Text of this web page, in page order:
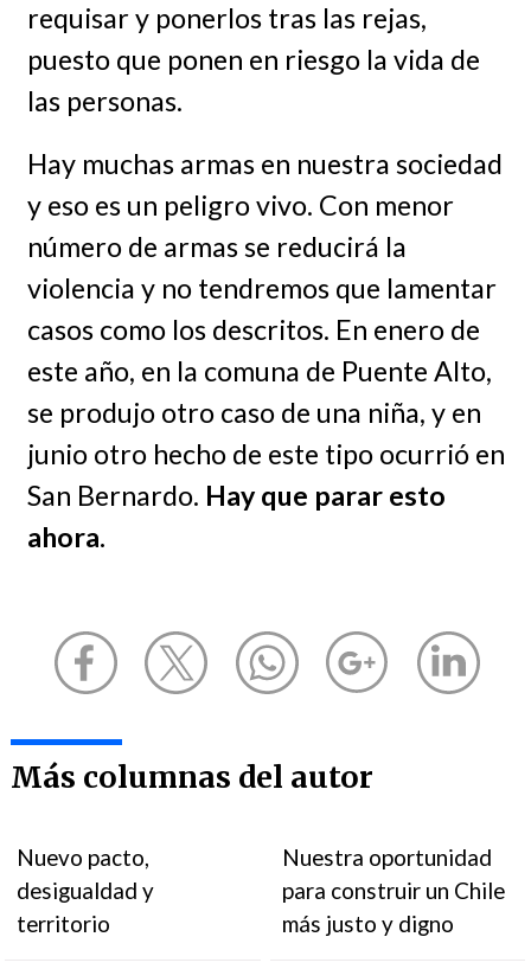
requisar y ponerlos tras las rejas,
puesto que ponen en riesgo la vida de
las personas.
Hay muchas armas en nuestra sociedad
y eso es un peligro vivo. Con menor
número de armas se reducirá la
violencia y no tendremos que lamentar
casos como los descritos. En enero de
este año, en la comuna de Puente Alto,
se produjo otro caso de una niña, y en
junio otro hecho de este tipo ocurrió en
San Bernardo. Hay que parar esto
ahora.
Más columnas del autor
Nuevo pacto,
desigualdad y
territorio
Nuestra oportunidad
para construir un Chile
más justo y digno